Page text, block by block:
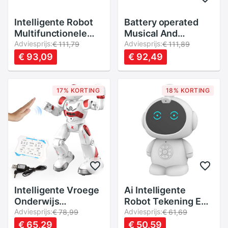
Intelligente Robot
Multifunctionele
Usb Opladen
Kinderen
Speelgoed Dansen
Gebaar Sensor
Speelgoed
Kinderen
Verjaardagscadeautjes
Adviesprijs:€ 111,79
€ 93,09
Battery operated
Musical And
Illuminated Dancing
Robot Toy
Adviesprijs:€ 111,89
€ 92,49
17% KORTING
Intelligente Vroege
Onderwijs
Afstandsbediening
Robot Puzzel
Adviesprijs:€ 78,99
€ 65,29
18% KORTING
Ai Intelligente
Robot Tekening En
Lezen Vroege
Onderwijs Machine
Adviesprijs:€ 61,69
€ 50,59